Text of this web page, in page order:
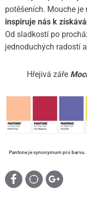
potěšeních. Mouche
inspiruje nás k
Od sladkostí po
jednoduchých radostí
Hřejivá záře
Pantone je synonymum pro